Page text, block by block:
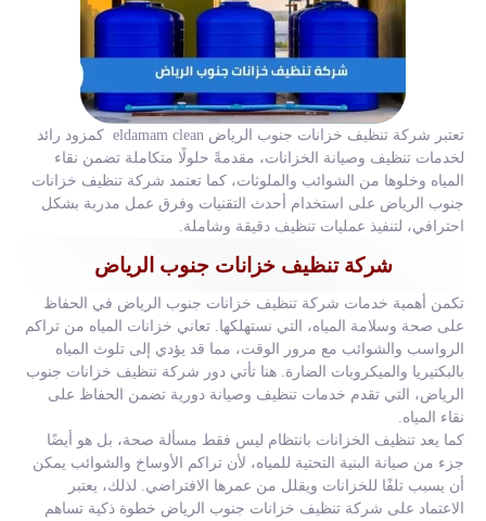
تعتبر شركة تنظيف خزانات جنوب الرياض eldamam clean كمزود رائد
لخدمات تنظيف وصيانة الخزانات، مقدمةً حلولًا متكاملة تضمن نقاء
المياه وخلوها من الشوائب والملوثات، كما تعتمد شركة تنظيف خزانات
جنوب الرياض على استخدام أحدث التقنيات وفرق عمل مدربة بشكل
احترافي، لتنفيذ عمليات تنظيف دقيقة وشاملة.
شركة تنظيف خزانات جنوب الرياض
تكمن أهمية خدمات شركة تنظيف خزانات جنوب الرياض في الحفاظ
على صحة وسلامة المياه، التي نستهلكها. تعاني خزانات المياه من تراكم
الرواسب والشوائب مع مرور الوقت، مما قد يؤدي إلى تلوث المياه
بالبكتيريا والميكروبات الضارة. هنا تأتي دور شركة تنظيف خزانات جنوب
الرياض، التي تقدم خدمات تنظيف وصيانة دورية تضمن الحفاظ على
نقاء المياه.
كما يعد تنظيف الخزانات بانتظام ليس فقط مسألة صحة، بل هو أيضًا
جزء من صيانة البنية التحتية للمياه، لأن تراكم الأوساخ والشوائب يمكن
أن يسبب تلفًا للخزانات ويقلل من عمرها الافتراضي. لذلك، يعتبر
الاعتماد على شركة تنظيف خزانات جنوب الرياض خطوة ذكية تساهم